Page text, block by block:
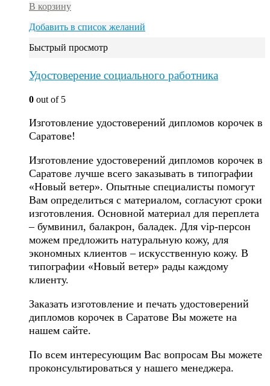
В корзину
Добавить в список желаний
Быстрый просмотр
Удостоверение социального работника
0 out of 5
Изготовление удостоверений дипломов корочек в
Саратове!
Изготовление удостоверений дипломов корочек в
Саратове лучше всего заказывать в типографии
«Новый ветер». Опытные специалисты помогут
Вам определиться с материалом, согласуют сроки
изготовления. Основной материал для переплета
– бумвинил, балакрон, баладек. Для vip-персон
можем предложить натуральную кожу, для
экономных клиентов – искусственную кожу. В
типографии «Новый ветер» рады каждому
клиенту.
Заказать изготовление и печать удостоверений
дипломов корочек в Саратове Вы можете на
нашем сайте.
По всем интересующим Вас вопросам Вы можете
проконсультироваться у нашего менеджера.